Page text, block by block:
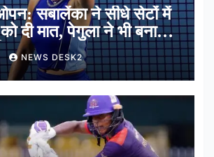
सबालेंका ने सीधे सेटों में
दी मात, पेगुला ने भी बनाई
जगहNEWS DESK2